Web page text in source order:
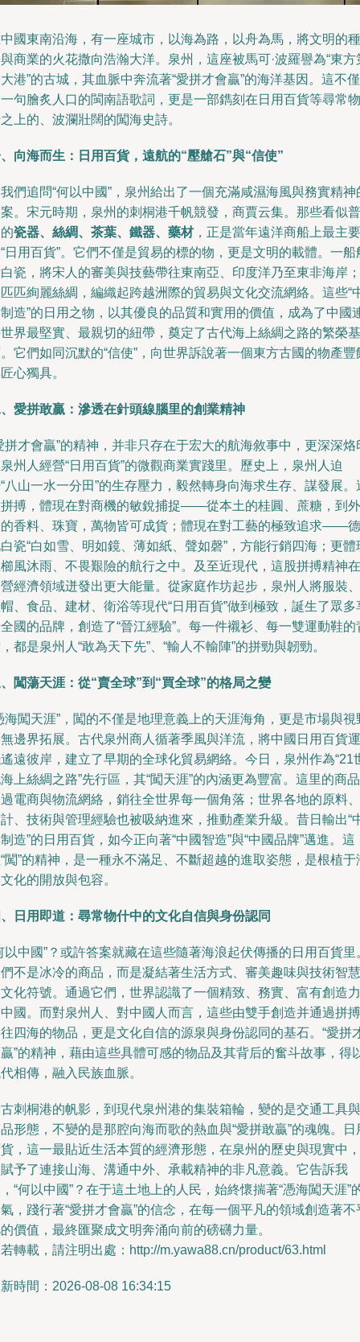
國東南沿海，有一座城市，以海為路，以舟為馬，將文明的種
商業的火花撒向浩瀚大洋。泉州，這座被馬可·波羅譽為“東方
港”的古城，其血脈中奔流著“愛拼才會贏”的海洋基因。這不僅
句膾炙人口的閩南語歌詞，更是一部鐫刻在日用百貨等尋常物
上的、波瀾壯闊的闖海史詩。
向海而生：日用百貨，遠航的“壓艙石”與“信使”
們追問“何以中國”，泉州給出了一個充滿咸濕海風與務實精神
。宋元時期，泉州的刺桐港千帆競發，商賈云集。那些看似普
瓷器、絲綢、茶葉、鐵器、藥材，正是當年遠洋商船上最主要
日用百貨”。它們不僅是貿易的標的物，更是文明的載體。一船
瓷，將宋人的審美與技藝帶往東南亞、印度洋乃至東非海岸；
匹絢麗絲綢，編織起跨越洲際的貿易與文化交流網絡。這些“
造”的日用之物，以其優良的品質和實用的價值，成為了中國
界最堅實、最親切的紐帶，奠定了古代海上絲綢之路的繁榮基
它們如同沉默的“信使”，向世界訴說著一個東方古國的物產豐
心獨具。
愛拼敢贏：滲透在針頭線腦里的創業精神
拼才會贏”的精神，并非只存在于宏大的航海敘事中，更深深烙
州人經營“日用百貨”的微觀商業實踐里。歷史上，泉州人迫
八山一水一分田”的生存壓力，毅然轉身向海求生存、謀發展。
搏，體現在對商機的敏銳捕捉——從本土的桂圓、蔗糖，到外
香料、珠寶，萬物皆可成貨；體現在對工藝的極致追求——德
瓷“白如雪、明如鏡、薄如紙、聲如磬”，方能行銷四海；更體
風沐雨、不畏艱險的航行之中。及至近現代，這股拼搏精神在
經濟領域迸發出更大能量。從家庭作坊起步，泉州人將服裝、
、食品、建材、衛浴等現代“日用百貨”做到極致，誕生了眾多
國的品牌，創造了“晉江經驗”。每一件襯衫、每一雙運動鞋的
都是泉州人“敢為天下先”、“輸人不輸陣”的拼勁與韌勁。
闖蕩天涯：從“賣全球”到“買全球”的格局之變
海闖天涯”，闖的不僅是地理意義上的天涯海角，更是市場與視
邊界拓展。古代泉州商人循著季風與洋流，將中國日用百貨運
遠彼岸，建立了早期的全球化貿易網絡。今日，泉州作為“21
上絲綢之路”先行區，其“闖天涯”的內涵更為豐富。這里的商品
電商與物流網絡，銷往全世界每一個角落；世界各地的原料、
、技術與管理經驗也被吸納進來，推動產業升級。昔日輸出“
造”的日用百貨，如今正向著“中國智造”與“中國品牌”邁進。這
闖”的精神，是一種永不滿足、不斷超越的進取姿態，是根植于
化的開放與包容。
日用即道：尋常物什中的文化自信與身份認同
以中國”？或許答案就藏在這些隨著海浪起伏傳播的日用百貨里
不是冰冷的商品，而是凝結著生活方式、審美趣味與技術智慧
化符號。通過它們，世界認識了一個精致、務實、富有創造力
國。而對泉州人、對中國人而言，這些由雙手創造并通過拼搏
四海的物品，更是文化自信的源泉與身份認同的基石。“愛拼
”的精神，藉由這些具體可感的物品及其背后的奮斗故事，得
相傳，融入民族血脈。
刺桐港的帆影，到現代泉州港的集裝箱輪，變的是交通工具與
形態，不變的是那腔向海而歌的熱血與“愛拼敢贏”的魂魄。日
，這一最貼近生活本質的經濟形態，在泉州的歷史與現實中，
予了連接山海、溝通中外、承載精神的非凡意義。它告訴我
“何以中國”？在于這土地上的人民，始終懷揣著“憑海闖天涯”
，踐行著“愛拼才會贏”的信念，在每一個平凡的領域創造著不
價值，最終匯聚成文明奔涌向前的磅礴力量。
轉載，請注明出處：http://m.yawa88.cn/product/63.html
時間：2026-08-08 16:34:15